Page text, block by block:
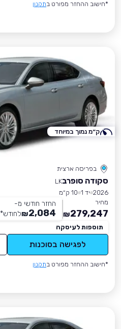
*חישוב ההחזר מפורט בתקנון
בפריסה ארצית
סקודה סופרבLK
2026 יד 1
10 ק״מ
מחיר
279,247
₪
החזר חודשי מ-
2,084
₪לחודש*
תוספות לעיסקה
לפגישה בסוכנות
*חישוב ההחזר מפורט בתקנון
ק״מ נמוך במיוחד